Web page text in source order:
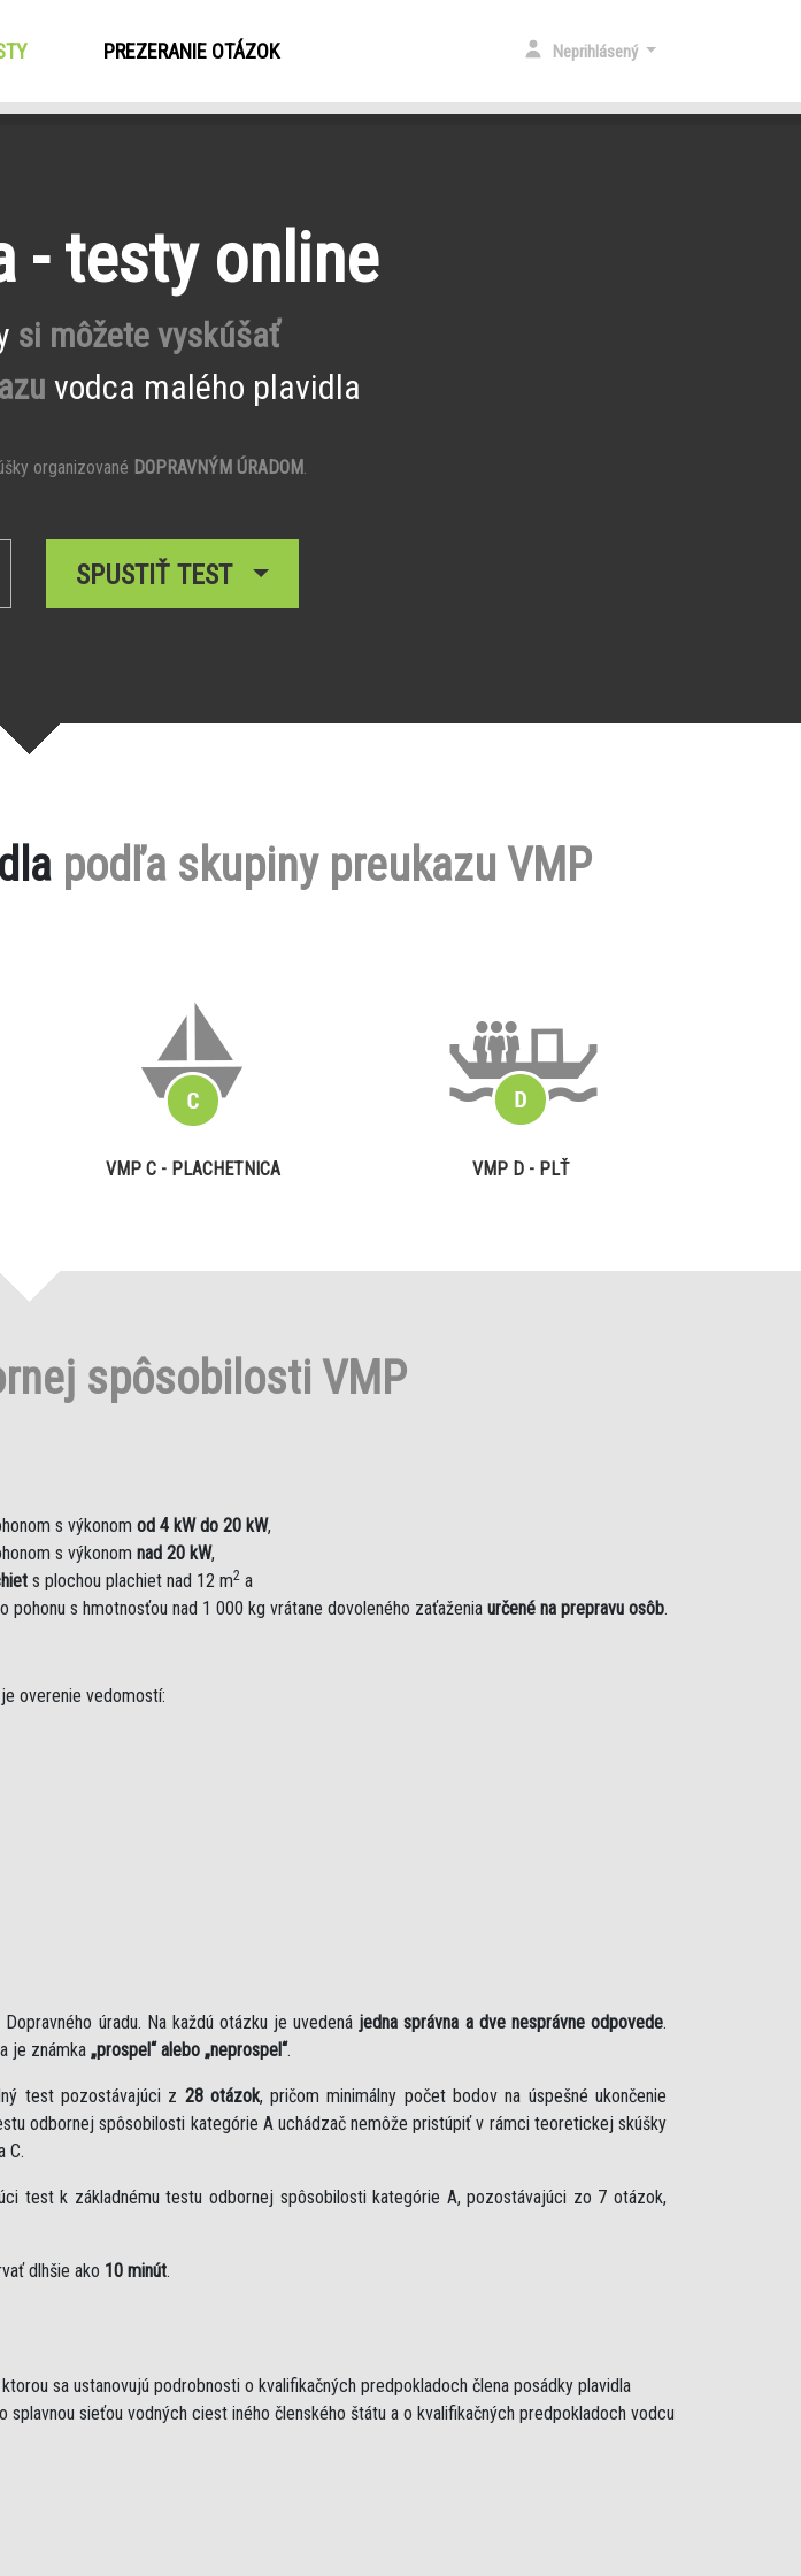
(CURRENT)PREZERANIE OTÁZOK Neprihlásený
- testy online
si môžete vyskúšať
vodca malého plavidla
organizované DOPRAVNÝM ÚRADOM.
SPUSTIŤ TEST
podľa skupiny preukazu VMP
VMP C - PLACHETNICA VMP D - PLŤ
spôsobilosti VMP
s výkonom od 4 kW do 20 kW,
s výkonom nad 20 kW,
s plochou plachiet nad 12 m2 a
s hmotnosťou nad 1 000 kg vrátane dovoleného zaťaženia určené na prepravu osôb.
overenie vedomostí:
úradu. Na každú otázku je uvedená jedna správna a dve nesprávne odpovede.
je známka „prospel“ alebo „neprospel“.
test pozostávajúci z 28 otázok, pričom minimálny počet bodov na úspešné ukončenie
odbornej spôsobilosti kategórie A uchádzač nemôže pristúpiť v rámci teoretickej skúšky
C.
test k základnému testu odbornej spôsobilosti kategórie A, pozostávajúci zo 7 otázok,
dlhšie ako 10 minút.
sa ustanovujú podrobnosti o kvalifikačných predpokladoch člena posádky plavidla
sieťou vodných ciest iného členského štátu a o kvalifikačných predpokladoch vodcu